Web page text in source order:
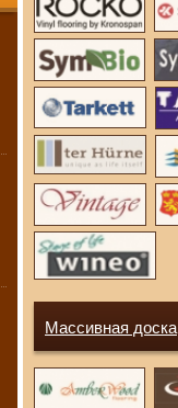
Массивная доска